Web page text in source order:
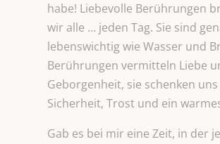
habe! Liebevolle Berührungen
wir alle … jeden Tag. Sie sind
lebenswichtig wie Wasser und
Berührungen vermitteln Liebe
Geborgenheit, sie schenken uns
Sicherheit, Trost und ein
Gab es bei mir eine Zeit, in der